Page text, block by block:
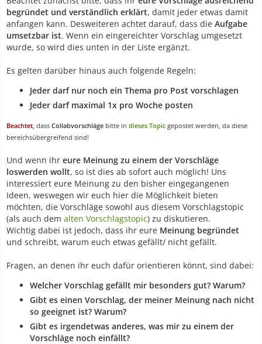
begründet und verständlich erklärt, damit jeder etwas damit
anfangen kann. Desweiteren achtet darauf, dass die Aufgabe
umsetzbar ist. Wenn ein eingereichter Vorschlag umgesetzt
wurde, so wird dies unten in der Liste ergänzt.
Es gelten darüber hinaus auch folgende Regeln:
Jeder darf nur noch ein Thema pro Post vorschlagen
Jeder darf maximal 1x pro Woche posten
Beachtet , dass Collabvorschläge bitte in dieses Topic gepostet werden, da diese
bereichsübergreifend sind!
Und wenn ihr eure Meinung zu einem der Vorschläge
loswerden wollt, so ist dies ab sofort auch möglich! Uns
interessiert eure Meinung zu den bisher eingegangenen
Ideen, weswegen wir euch hier die Möglichkeit bieten
möchten, die Vorschläge sowohl aus diesem Vorschlagstopic
(als auch dem alten Vorschlagstopic) zu diskutieren.
Wichtig dabei ist jedoch, dass ihr eure Meinung begründet
und schreibt, warum euch etwas gefällt/ nicht gefällt.
Fragen, an denen ihr euch dafür orientieren könnt, sind dabei:
Welcher Vorschlag gefällt mir besonders gut? Warum?
Gibt es einen Vorschlag, der meiner Meinung nach nicht
so geeignet ist? Warum?
Gibt es irgendetwas anderes, was mir zu einem der
Vorschläge noch einfällt?